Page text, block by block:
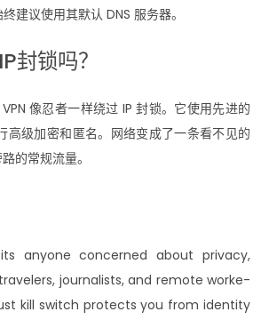
建议使用其默认 DNS 服务器。
封锁吗？
像忍者一样绕过 IP 封锁。它使用先进的
高级加密和匿名。网络变成了一条看不见的
的常规流量。
anyone­ concerned about privacy,
journalists, and remote worke­
kill switch protects you from identity